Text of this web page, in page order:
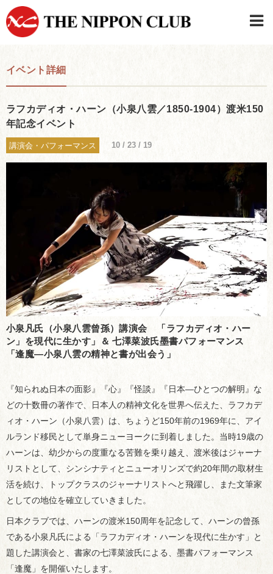
イベント詳細
ラフカディオ・ハーン（小泉八雲／1850-1904）渡米150
年記念イベント
講演会・パフォーマンス 10 / 23 / 19
小泉凡氏（小泉八雲曾孫）講演会 「ラフカディオ・ハー
ン」を現代に生かす」＆ 七澤菜波氏墨書パフォーマンス
「逢魔―小泉八雲の精神と書が出会う」
『知られぬ日本の面影』『心』『怪談』『日本―ひとつの解明』な
どの十数冊の著作で、日本人の精神文化を世界へ伝えた、ラフカデ
ィオ・ハーン（小泉八雲）は、ちょうど150年前の1969年に、アイ
ルランド移民として単身ニューヨークに到着しました。当時19歳の
ハーンは、幼少からの度重なる苦難を乗り越え、渡米後はジャーナ
リストとして、シンシナティとニューオリンズで約20年間の取材生
活を続け、トップクラスのジャーナリストへと飛躍し、また文筆家
としての地位を確立していきました。
日本クラブでは、ハーンの渡米150周年を記念して、ハーンの曾孫
である小泉凡氏による「ラフカディオ・ハーンを現代に生かす」と
題した講演会と、書家の七澤菜波氏による、墨書パフォーマンス
「逢魔」を開催いたします。
日本クラブメンバーログイン
連絡先・駐車場
はじめてご利用の方はこちら
›